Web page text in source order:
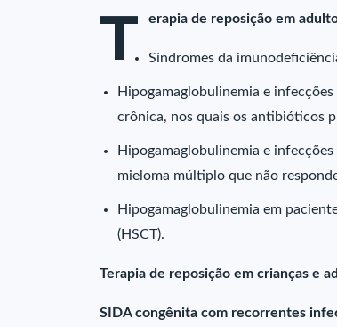
T erapia de reposição em
Síndromes da
Hipogamaglobulinemia e
crônica, nos quais os antibióticos
Hipogamaglobulinemia e
mieloma múltiplo que não
Hipogamaglobulinemia em
(HSCT).
Terapia de reposição em crianças e
SIDA congênita com recorrentes